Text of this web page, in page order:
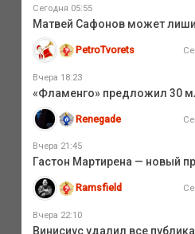
Сегодня 05:55
Матвей Сафонов может
PetroTvorets
Вчера 18:23
«Фламенго» предложил 30
Renegade
Вчера 21:45
Гастон Мартирена — новый
Ramsfield
Вчера 22:10
Винисиус удалил все